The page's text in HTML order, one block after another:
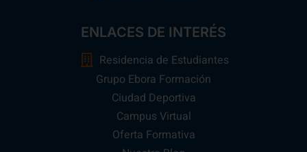
ENLACES DE INTERÉS
Residencia de Estudiantes
Grupo Ebora Formación
Ciudad Deportiva
Campus Virtual
Oferta Formativa